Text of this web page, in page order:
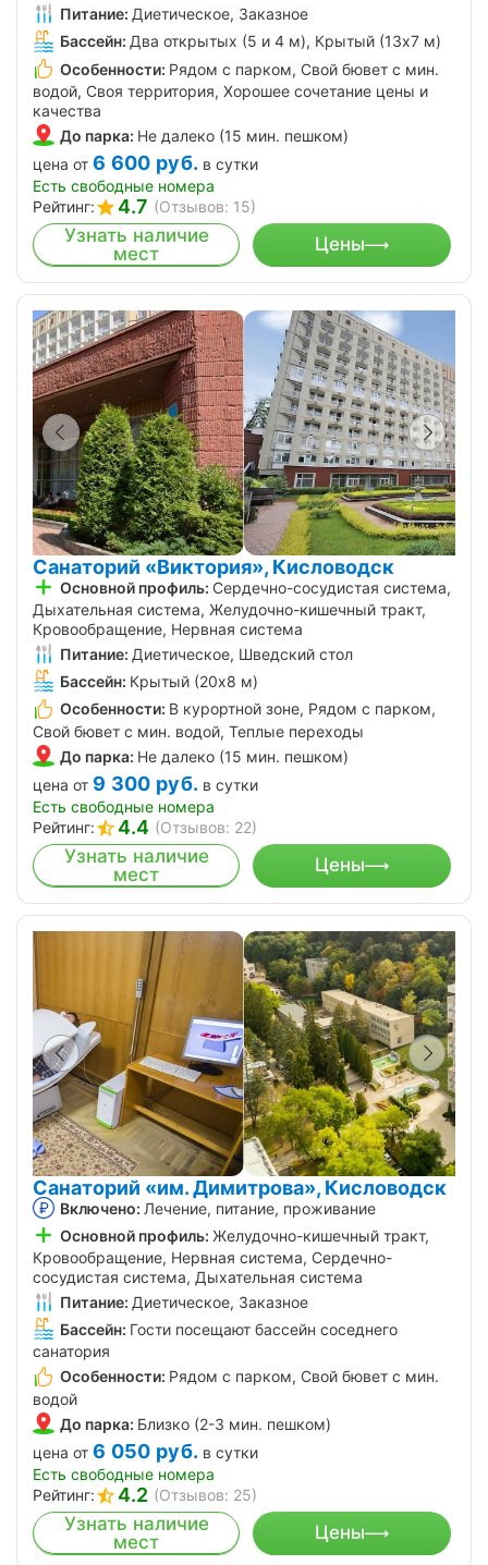
Питание: Диетическое, Заказное
Бассейн: Два открытых (5 и 4 м), Крытый (13х7 м)
Особенности: Рядом с парком, Свой бювет с мин.
водой, Своя территория, Хорошее сочетание цены и
качества
До парка: Не далеко (15 мин. пешком)
цена от 6 600 руб. в сутки
Есть свободные номера
Рейтинг:
4.7 (Отзывов: 15)
Узнать наличие
мест
Цены
Санаторий «Виктория», Кисловодск
Основной профиль: Сердечно-сосудистая система,
Дыхательная система, Желудочно-кишечный тракт,
Кровообращение, Нервная система
Питание: Диетическое, Шведский стол
Бассейн: Крытый (20х8 м)
Особенности: В курортной зоне, Рядом с парком,
Свой бювет с мин. водой, Теплые переходы
До парка: Не далеко (15 мин. пешком)
цена от 9 300 руб. в сутки
Есть свободные номера
Рейтинг:
4.4 (Отзывов: 22)
Узнать наличие
мест
Цены
Санаторий «им. Димитрова», Кисловодск
Включено: Лечение, питание, проживание
Основной профиль: Желудочно-кишечный тракт,
Кровообращение, Нервная система, Сердечно-
сосудистая система, Дыхательная система
Питание: Диетическое, Заказное
Бассейн: Гости посещают бассейн соседнего
санатория
Особенности: Рядом с парком, Свой бювет с мин.
водой
До парка: Близко (2-3 мин. пешком)
цена от 6 050 руб. в сутки
Есть свободные номера
Рейтинг:
4.2 (Отзывов: 25)
Узнать наличие
мест
Цены